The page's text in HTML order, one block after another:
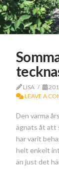
LISA
LEAVE A
Den varma
ägnats åt att
har varit
helt enkelt
än just det